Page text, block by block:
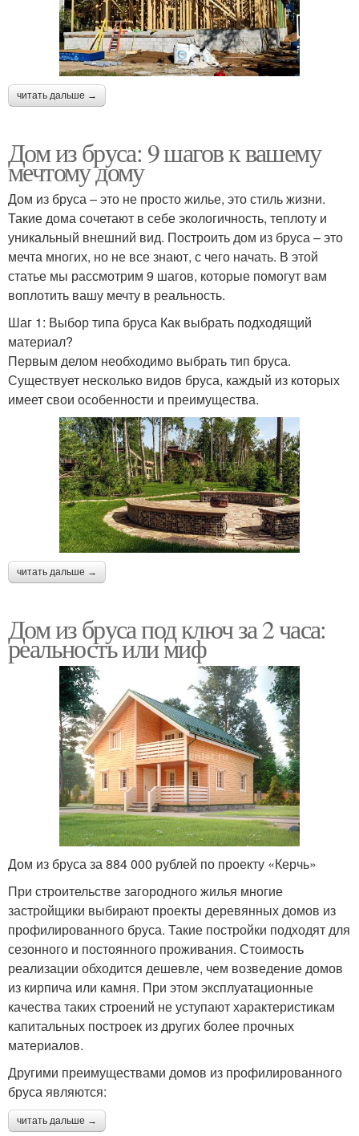
читать дальше →
Дом из бруса: 9 шагов к вашему
мечтому дому
Дом из бруса – это не просто жилье, это стиль жизни.
Такие дома сочетают в себе экологичность, теплоту и
уникальный внешний вид. Построить дом из бруса – это
мечта многих, но не все знают, с чего начать. В этой
статье мы рассмотрим 9 шагов, которые помогут вам
воплотить вашу мечту в реальность.
Шаг 1: Выбор типа бруса Как выбрать подходящий
материал?
Первым делом необходимо выбрать тип бруса.
Существует несколько видов бруса, каждый из которых
имеет свои особенности и преимущества.
читать дальше →
Дом из бруса под ключ за 2 часа:
реальность или миф
Дом из бруса за 884 000 рублей по проекту «Керчь»
При строительстве загородного жилья многие
застройщики выбирают проекты деревянных домов из
профилированного бруса. Такие постройки подходят для
сезонного и постоянного проживания. Стоимость
реализации обходится дешевле, чем возведение домов
из кирпича или камня. При этом эксплуатационные
качества таких строений не уступают характеристикам
капитальных построек из других более прочных
материалов.
Другими преимуществами домов из профилированного
бруса являются:
читать дальше →